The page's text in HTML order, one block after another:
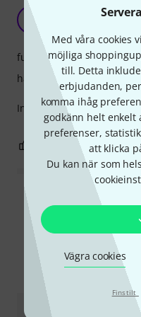
Med våra cookies
möjliga
till. Detta
erbjudanden,
komma ihåg
godkänn helt enkelt
preferenser,
att klicka
Du kan när som
Vägra cookies
Finstilt
S
Inget att klaga på:
funktion
hantverkskvalitet
0